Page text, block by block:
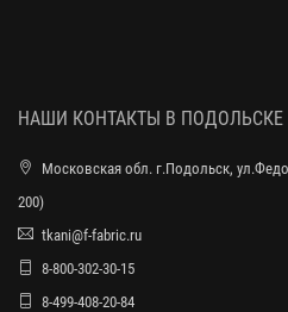
НАШИ КОНТАКТЫ В ПОДОЛЬСКЕ
Московская обл. г.Подольск,
200)
tkani@f-fabric.ru
8-800-302-30-15
8-499-408-20-84